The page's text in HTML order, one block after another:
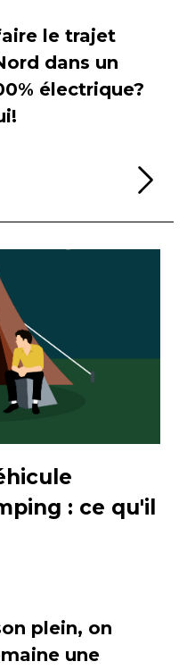
le trajet
dans un
électrique?
: ce qu'il
plein, on
une